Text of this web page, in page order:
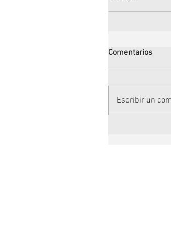
Comentarios
Escribir un